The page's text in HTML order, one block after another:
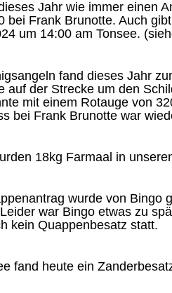
Jahr wie immer einen
bei Frank Brunotte. Auch
um 14:00 am Tonsee.
fand dieses Jahr
auf der Strecke um den
mit einem Rotauge von
bei Frank Brunotte war
18kg Farmaal in
wurde von Bingo
war Bingo etwas zu
kein Quappenbesatz statt.
fand heute ein